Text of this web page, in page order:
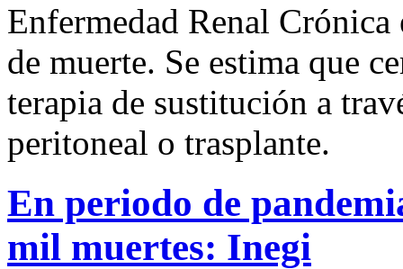
Enfermedad Renal Crónica
de muerte. Se estima que
terapia de sustitución a
peritoneal o trasplante.
En periodo de
mil muertes: Inegi